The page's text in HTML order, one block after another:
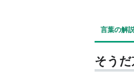
言葉の解
そうだ